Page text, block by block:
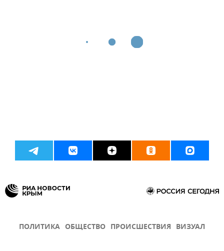
ПОЛИТИКА ОБЩЕСТВО ПРОИСШЕСТВИЯ ВИЗУАЛ